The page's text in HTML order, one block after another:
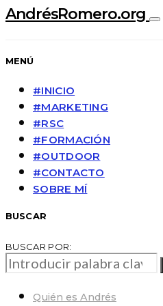
AndrésRomero.org
MENÚ
#INICIO
#MARKETING
#RSC
#FORMACIÓN
#OUTDOOR
#CONTACTO
SOBRE MÍ
BUSCAR
BUSCAR POR:
Quién es Andrés